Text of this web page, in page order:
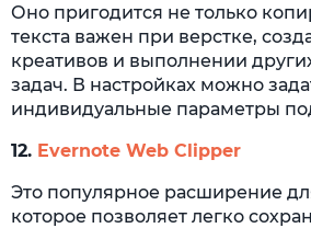
Оно пригодится не только
текста важен при верстке,
креативов и выполнении
задач. В настройках можно
индивидуальные параметры
12. Evernote Web Clipper
Это популярное расширение
которое позволяет легко